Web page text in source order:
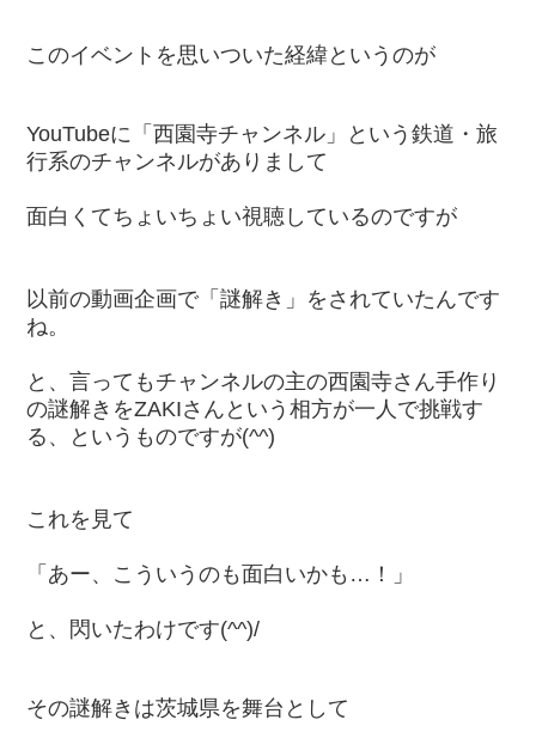
このイベントを思いついた経緯というのが
YouTubeに「西園寺チャンネル」という鉄道・旅
行系のチャンネルがありまして
面白くてちょいちょい視聴しているのですが
以前の動画企画で「謎解き」をされていたんです
ね。
と、言ってもチャンネルの主の西園寺さん手作り
の謎解きをZAKIさんという相方が一人で挑戦す
る、というものですが(^^)
これを見て
「あー、こういうのも面白いかも…！」
と、閃いたわけです(^^)/
その謎解きは茨城県を舞台として